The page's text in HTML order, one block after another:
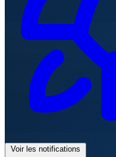
Voir les notifications